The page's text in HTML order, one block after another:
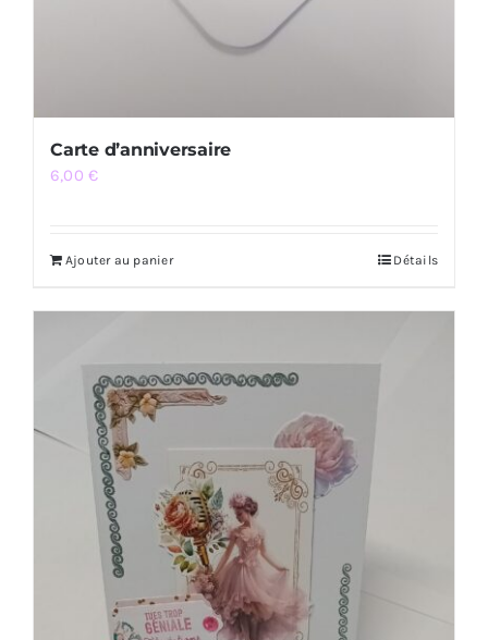
Carte d’anniversaire
6,00€
Ajouter au panier Détails